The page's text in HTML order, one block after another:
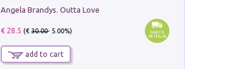
Angela Brandys. Outta Love
€ 28.5 (€30.00- 5.00%)
add to cart